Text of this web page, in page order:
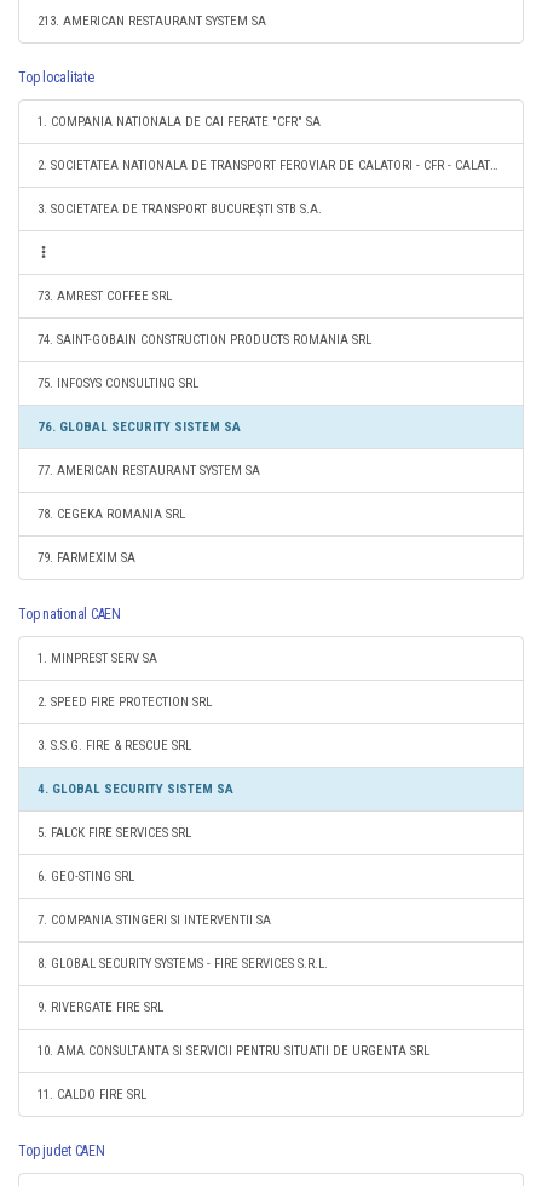
213. AMERICAN RESTAURANT SYSTEM SA
Top localitate
1. COMPANIA NATIONALA DE CAI FERATE "CFR" SA
2. SOCIETATEA NATIONALA DE TRANSPORT FEROVIAR DE CALATORI - CFR - CALATORI SA
3. SOCIETATEA DE TRANSPORT BUCUREŞTI STB S.A.
73. AMREST COFFEE SRL
74. SAINT-GOBAIN CONSTRUCTION PRODUCTS ROMANIA SRL
75. INFOSYS CONSULTING SRL
76. GLOBAL SECURITY SISTEM SA
77. AMERICAN RESTAURANT SYSTEM SA
78. CEGEKA ROMANIA SRL
79. FARMEXIM SA
Top national CAEN
1. MINPREST SERV SA
2. SPEED FIRE PROTECTION SRL
3. S.S.G. FIRE & RESCUE SRL
4. GLOBAL SECURITY SISTEM SA
5. FALCK FIRE SERVICES SRL
6. GEO-STING SRL
7. COMPANIA STINGERI SI INTERVENTII SA
8. GLOBAL SECURITY SYSTEMS - FIRE SERVICES S.R.L.
9. RIVERGATE FIRE SRL
10. AMA CONSULTANTA SI SERVICII PENTRU SITUATII DE URGENTA SRL
11. CALDO FIRE SRL
Top judet CAEN